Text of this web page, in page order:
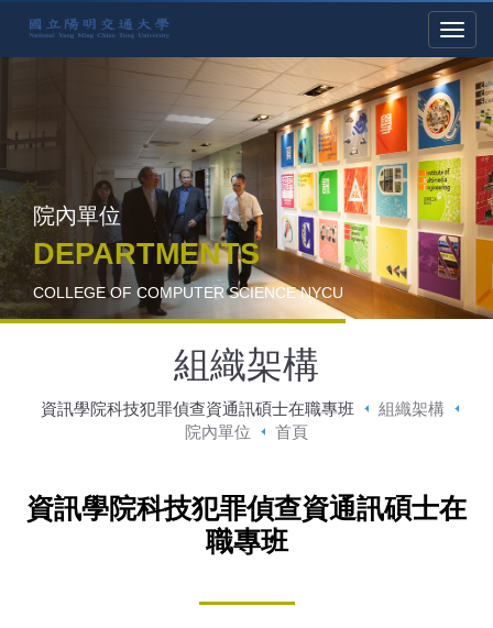
院內單位
DEPARTMENTS
COLLEGE OF COMPUTER SCIENCE NYCU
組織架構
資訊學院科技犯罪偵查資通訊碩士在職專班
組織架構
院內單位
首頁
資訊學院科技犯罪偵查資通訊碩士在
職專班